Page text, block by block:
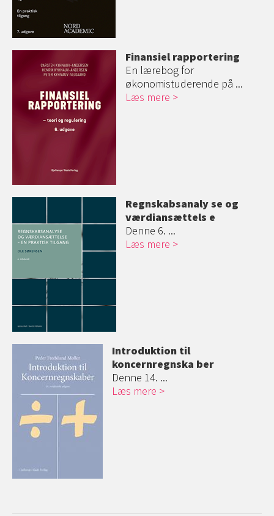
Finansiel rapportering
En lærebog for
økonomistuderende på ...
Læs mere
Regnskabsanalyse og
værdiansættels e
Denne 6. ...
Læs mere
Introduktion til
koncernregnska ber
Denne 14. ...
Læs mere